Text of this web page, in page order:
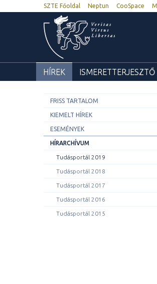
SZTE Főoldal Neptun CooSpace
HÍREK
FRISS TARTALOM
KIEMELT HÍREK
ESEMÉNYEK
HÍRARCHÍVUM
Tudásportál 2019
Tudásportál 2018
Tudásportál 2017
Tudásportál 2016
Tudásportál 2015